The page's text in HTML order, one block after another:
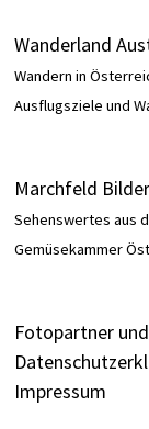
Wanderland
Wandern in
Ausflugsziele und
Marchfeld Bilder
Sehenswertes aus
Gemüsekammer
Fotopartner
Impressum